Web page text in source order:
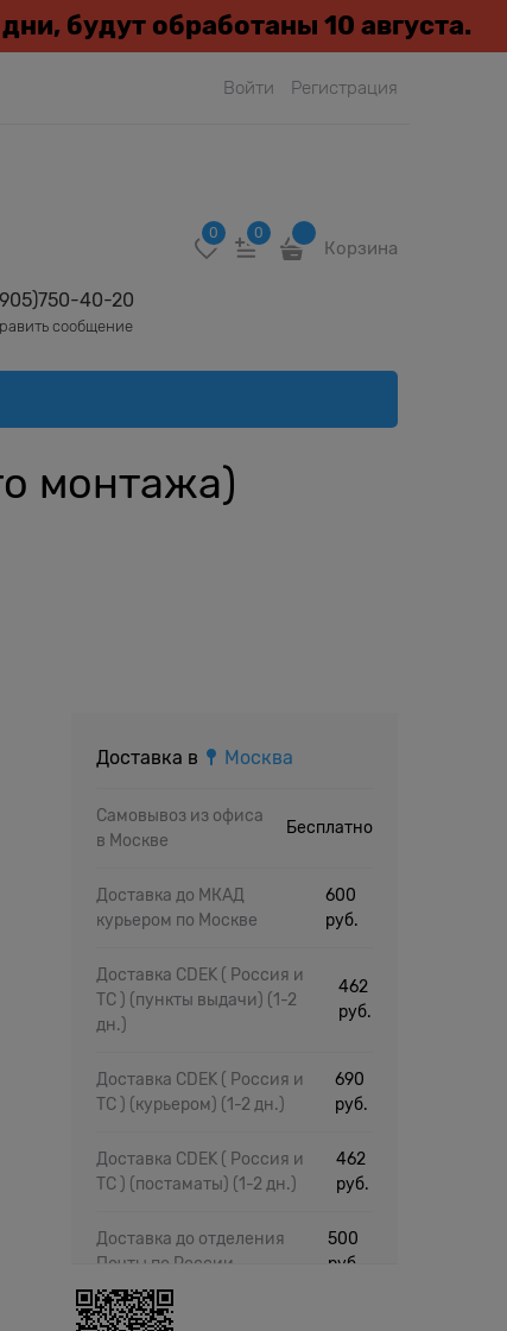
будут обработаны 10 августа.
Войти Регистрация
40-20
сообщение
0 0
Корзина
монтажа)
Доставка в Москва
Самовывоз из офиса
в Москве
Бесплатно
Доставка до МКАД
курьером по Москве
600
руб.
Доставка CDEK ( Россия и
ТС ) (пункты выдачи) (1-2
дн.)
462
руб.
Доставка CDEK ( Россия и
ТС ) (курьером) (1-2 дн.)
690
руб.
Доставка CDEK ( Россия и
ТС ) (постаматы) (1-2 дн.)
462
руб.
Доставка до отделения
Почты по России
500
руб.